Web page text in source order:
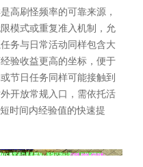
高刷怪频率的可靠来源，
模式或重复准入机制，允
务与日常活动同样包含大
验收益更高的坐标，便于
节日任务同样可能接触到
开放常规入口，需依托活
时间内经验值的快速提